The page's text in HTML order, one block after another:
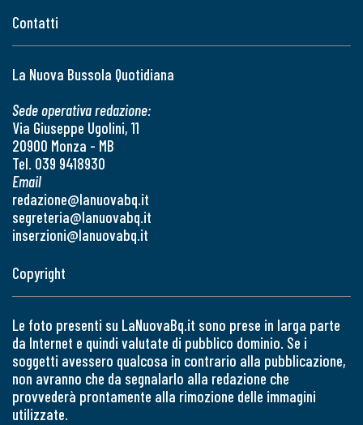
Contatti
La Nuova Bussola Quotidiana
Sede operativa redazione:
Via Giuseppe Ugolini, 11
20900 Monza - MB
Tel. 039 9418930
Email
redazione@lanuovabq.it
segreteria@lanuovabq.it
inserzioni@lanuovabq.it
Copyright
Le foto presenti su LaNuovaBq.it sono prese in larga parte
da Internet e quindi valutate di pubblico dominio. Se i
soggetti avessero qualcosa in contrario alla pubblicazione,
non avranno che da segnalarlo alla redazione che
provvederà prontamente alla rimozione delle immagini
utilizzate.